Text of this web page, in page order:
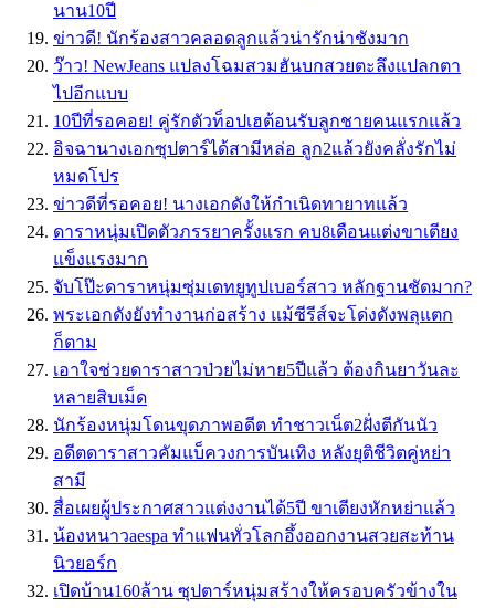
นาน10ปี
ข่าวดี! นักร้องสาวคลอดลูกแล้วน่ารักน่าชังมาก
ว๊าว! NewJeans แปลงโฉมสวมฮันบกสวยตะลึงแปลกตา
ไปอีกแบบ
10ปีที่รอคอย! คู่รักตัวท็อปเฮต้อนรับลูกชายคนแรกแล้ว
อิจฉานางเอกซุปตาร์ได้สามีหล่อ ลูก2แล้วยังคลั่งรักไม่
หมดโปร
ข่าวดีที่รอคอย! นางเอกดังให้กำเนิดทายาทแล้ว
ดาราหนุ่มเปิดตัวภรรยาครั้งแรก คบ8เดือนแต่งขาเตียง
แข็งแรงมาก
จับโป๊ะดาราหนุ่มซุ่มเดทยูทูปเบอร์สาว หลักฐานชัดมาก?
พระเอกดังยังทำงานก่อสร้าง แม้ซีรีส์จะโด่งดังพลุแตก
ก็ตาม
เอาใจช่วยดาราสาวป่วยไม่หาย5ปีแล้ว ต้องกินยาวันละ
หลายสิบเม็ด
นักร้องหนุ่มโดนขุดภาพอดีต ทำชาวเน็ต2ฝั่งตีกันนัว
อดีตดาราสาวคัมแบ็ควงการบันเทิง หลังยุติชีวิตคู่หย่า
สามี
สื่อเผยผู้ประกาศสาวแต่งงานได้5ปี ขาเตียงหักหย่าแล้ว
น้องหนาวaespa ทำแฟนทั่วโลกอึ้งออกงานสวยสะท้าน
นิวยอร์ก
เปิดบ้าน160ล้าน ซุปตาร์หนุ่มสร้างให้ครอบครัวข้างใน